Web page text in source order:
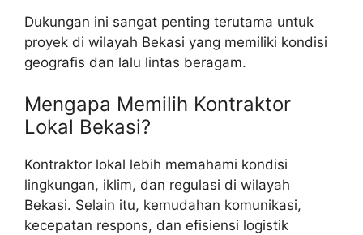
Dukungan ini sangat penting terutama untuk
proyek di wilayah Bekasi yang memiliki kondisi
geografis dan lalu lintas beragam.
Mengapa Memilih Kontraktor
Lokal Bekasi?
Kontraktor lokal lebih memahami kondisi
lingkungan, iklim, dan regulasi di wilayah
Bekasi. Selain itu, kemudahan komunikasi,
kecepatan respons, dan efisiensi logistik